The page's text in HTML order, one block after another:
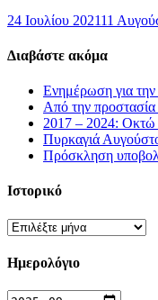
24 Ιουλίου 202111
Διαβάστε ακόμα
Ενημέρωση για την
Από την προστασία
2017 – 2024: Οκτώ
Πυρκαγιά
Πρόσκληση
Ιστορικό
Ιστορικό
Ημερολόγιο